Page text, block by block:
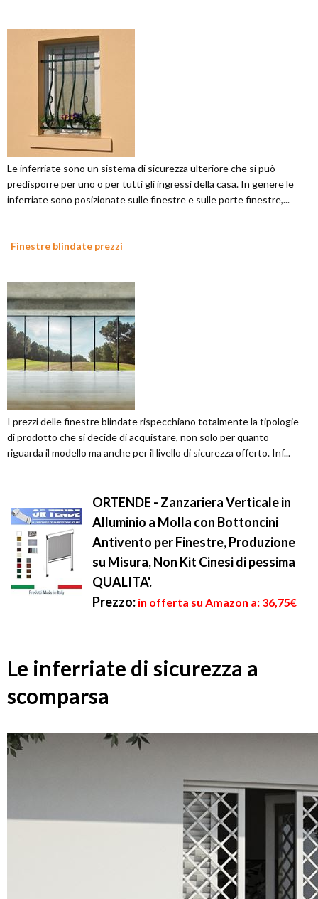
Le inferriate sono un sistema di sicurezza ulteriore che si può
predisporre per uno o per tutti gli ingressi della casa. In genere le
inferriate sono posizionate sulle finestre e sulle porte finestre,...
Finestre blindate prezzi
I prezzi delle finestre blindate rispecchiano totalmente la tipologie
di prodotto che si decide di acquistare, non solo per quanto
riguarda il modello ma anche per il livello di sicurezza offerto. Inf...
ORTENDE - Zanzariera Verticale in
Alluminio a Molla con Bottoncini
Antivento per Finestre, Produzione
su Misura, Non Kit Cinesi di pessima
QUALITA'.
Prezzo: in offerta su Amazon a: 36,75€
Le inferriate di sicurezza a
scomparsa